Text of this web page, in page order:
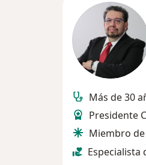
Más de 30
Presidente
Miembro
Especialista